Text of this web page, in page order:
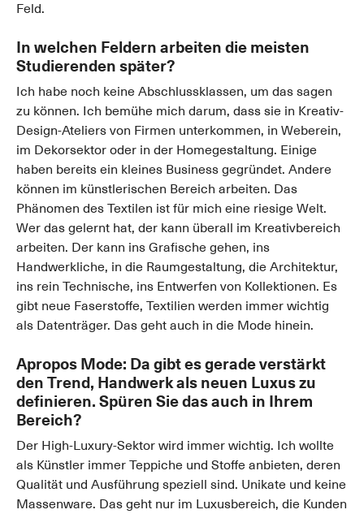
Feld.
In welchen Feldern arbeiten die meisten
Studierenden später?
Ich habe noch keine Abschlussklassen, um das sagen
zu können. Ich bemühe mich darum, dass sie in Kreativ-
Design-Ateliers von Firmen unterkommen, in Weberein,
im Dekorsektor oder in der Homegestaltung. Einige
haben bereits ein kleines Business gegründet. Andere
können im künstlerischen Bereich arbeiten. Das
Phänomen des Textilen ist für mich eine riesige Welt.
Wer das gelernt hat, der kann überall im Kreativbereich
arbeiten. Der kann ins Grafische gehen, ins
Handwerkliche, in die Raumgestaltung, die Architektur,
ins rein Technische, ins Entwerfen von Kollektionen. Es
gibt neue Faserstoffe, Textilien werden immer wichtig
als Datenträger. Das geht auch in die Mode hinein.
Apropos Mode: Da gibt es gerade verstärkt
den Trend, Handwerk als neuen Luxus zu
definieren. Spüren Sie das auch in Ihrem
Bereich?
Der High-Luxury-Sektor wird immer wichtig. Ich wollte
als Künstler immer Teppiche und Stoffe anbieten, deren
Qualität und Ausführung speziell sind. Unikate und keine
Massenware. Das geht nur im Luxusbereich, die Kunden